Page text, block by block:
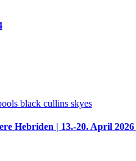
Hebriden | 13.-20. April 2026